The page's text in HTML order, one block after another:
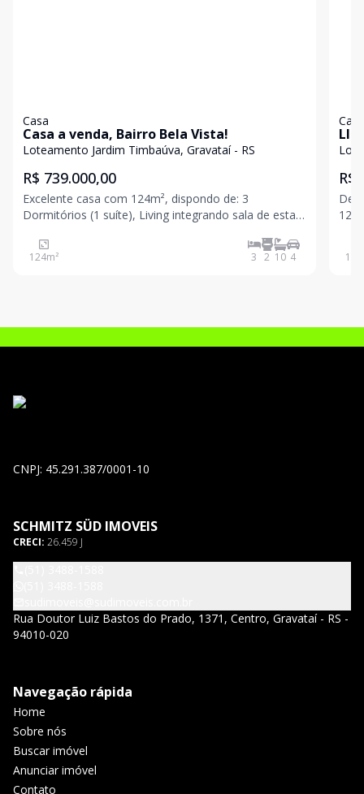
Casa
Casa a venda, Bairro Bela Vista!
Loteamento Jardim Timbaúva, Gravataí - RS
R$ 739.000,00
Excelente casa com 124m², dispondo de: 3
Dormitórios (1 suíte), Living integrando sala de estar,
churrasqueira e espera para ilha, Banheiro social,
Pátio frontal com 4 vagas de garagem, Área de se
124m² 3 2 10 4
Casa
R$
124
124
CNPJ: 45.291.387/0001-10
SCHMITZ SÜD IMOVEIS
CRECI: 26.459 J
Rua Doutor Luiz Bastos do Prado, 1371, Centro, Gravataí - RS -
94010-020
Navegação rápida
Home
Sobre nós
Buscar imóvel
Anunciar imóvel
Contato